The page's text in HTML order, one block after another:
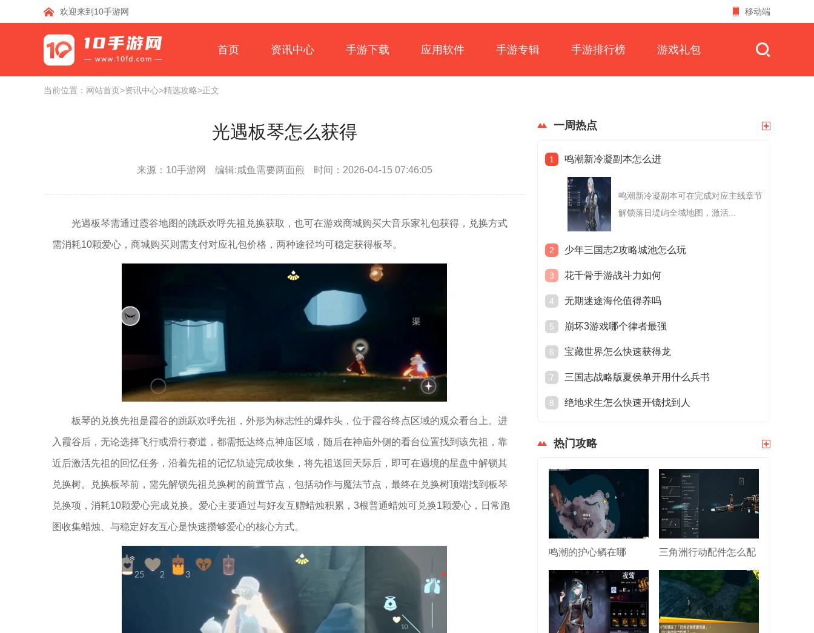
欢迎来到10手游网 移动端
首页 资讯中心 手游下载 应用软件 手游专辑 手游排行榜 游戏礼包
当前位置： 网站首页>资讯中心>精选攻略>正文
光遇板琴怎么获得
来源：10手游网 编辑:咸鱼需要两面煎 时间：2026-04-15 07:46:05
光遇板琴需通过霞谷地图的跳跃欢呼先祖兑换获取，也可在游戏商城购买大音乐家礼包获得，兑换方式
需消耗10颗爱心，商城购买则需支付对应礼包价格，两种途径均可稳定获得板琴。
板琴的兑换先祖是霞谷的跳跃欢呼先祖，外形为标志性的爆炸头，位于霞谷终点区域的观众看台上。进
入霞谷后，无论选择飞行或滑行赛道，都需抵达终点神庙区域，随后在神庙外侧的看台位置找到该先祖，靠
近后激活先祖的回忆任务，沿着先祖的记忆轨迹完成收集，将先祖送回天际后，即可在遇境的星盘中解锁其
兑换树。兑换板琴前，需先解锁先祖兑换树的前置节点，包括动作与魔法节点，最终在兑换树顶端找到板琴
兑换项，消耗10颗爱心完成兑换。爱心主要通过与好友互赠蜡烛积累，3根普通蜡烛可兑换1颗爱心，日常跑
图收集蜡烛、与稳定好友互心是快速攒够爱心的核心方式。
一周热点
1 鸣潮新冷凝副本怎么进
鸣潮新冷凝副本可在完成对应主线章节
解锁落日堤屿全域地图，激活...
2 少年三国志2攻略城池怎么玩
3 花千骨手游战斗力如何
4 无期迷途海伦值得养吗
5 崩坏3游戏哪个律者最强
6 宝藏世界怎么快速获得龙
7 三国志战略版夏侯单开用什么兵书
8 绝地求生怎么快速开镜找到人
热门攻略
鸣潮的护心鳞在哪 三角洲行动配件怎么配